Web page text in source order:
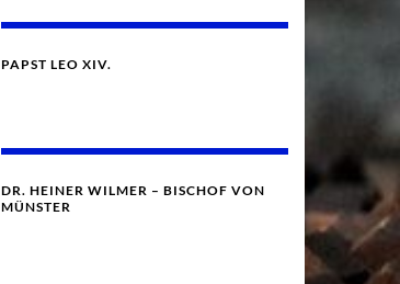
PAPST LEO XIV.
DR. HEINER WILMER – BISCHOF VON
MÜNSTER